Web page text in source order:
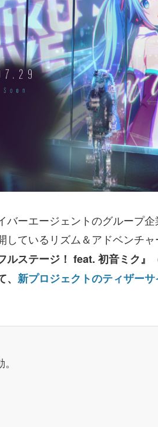
バーエージェントのグループ
しているリズム＆アドベンチャ
ルステージ！ feat. 初音ミク』
新プロジェクトのティザーサ